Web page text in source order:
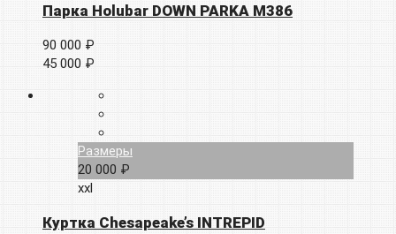
Парка Holubar DOWN PARKA M386
90 000 ₽
45 000 ₽
Размеры
20 000 ₽
xxl
Куртка Chesapeake’s INTREPID